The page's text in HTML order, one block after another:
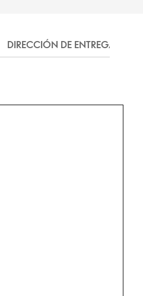
DIRECCIÓN DE ENTREGA